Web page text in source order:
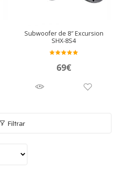
Subwoofer de 8″ Excursion
SHX-8S4
do en
69€
Filtrar